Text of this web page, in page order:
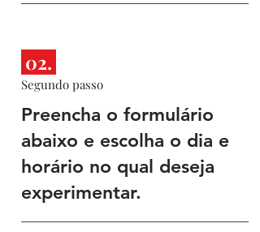
02.
Segundo passo
Preencha o formulário
abaixo e escolha o dia e
horário no qual deseja
experimentar.